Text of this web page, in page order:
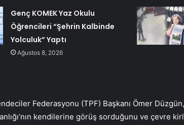
Genç KOMEK Yaz Okulu
Öğrencileri “Şehrin Kalbinde
Yolculuk” Yaptı
Ağustos 8, 2026
Federasyonu (TPF) Başkanı Ömer
kendilerine görüş sorduğunu ve çevre